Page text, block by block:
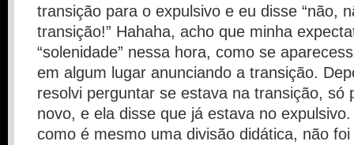
transição para o expulsivo e eu disse “não,
transição!” Hahaha, acho que minha
“solenidade” nessa hora, como se
em algum lugar anunciando a transição.
resolvi perguntar se estava na transição, só
novo, e ela disse que já estava no
como é mesmo uma divisão didática, não foi